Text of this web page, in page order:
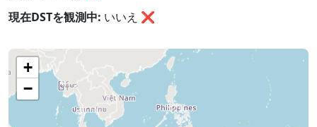
現在DSTを観測中: いいえ ❌
+
−